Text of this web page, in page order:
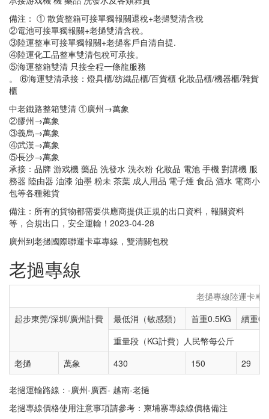
備注： ① 散貨整箱可接單獨報關退稅+老撾雙清含稅
②電池可接單獨報關+老撾雙清含稅。
③陸運整車可接單獨報關+老撾客戶自清自提.
④陸運化工品整車雙清包稅可承接。
⑤海運整箱雙清 只接全程一條龍服務
。 ⑥海運雙清承接：燈具櫃/纺織品櫃/百貨櫃 化妝品櫃/機器櫃/雜貨
櫃
中老鐵路整箱雙清 ①廣州→萬象
②膠州→萬象
③義烏→萬象
④武漢→萬象
⑤長沙→萬象
承接：品牌 游戏機 藥品 洗發水 洗衣粉 化妝品 電池 手機 對講機 服
務器 陸由器 油漆 油墨 粉未 茶葉 成人用品 電子煙 食品 酒水 電商小
包等各種雜貨
備注：所有的貨物都需要供應商提供正規的出口資料，報關資料
等，合規出口，安全運輸！2023-04-28
廣州到老撾國際聯運卡車專線，雙清關包稅
老撾專線
老撾專線陸運卡車
起步東莞/深圳/廣州計費
最低消（敏感類） 首重0.5KG
續重
重量段（KG計費）人民幣每公斤
老撾
萬象 430 150 29
老撾運輸路線：-廣州-廣西- 越南-老撾
老撾專線價格使用注意事項請參考：柬埔寨專線線價格備注